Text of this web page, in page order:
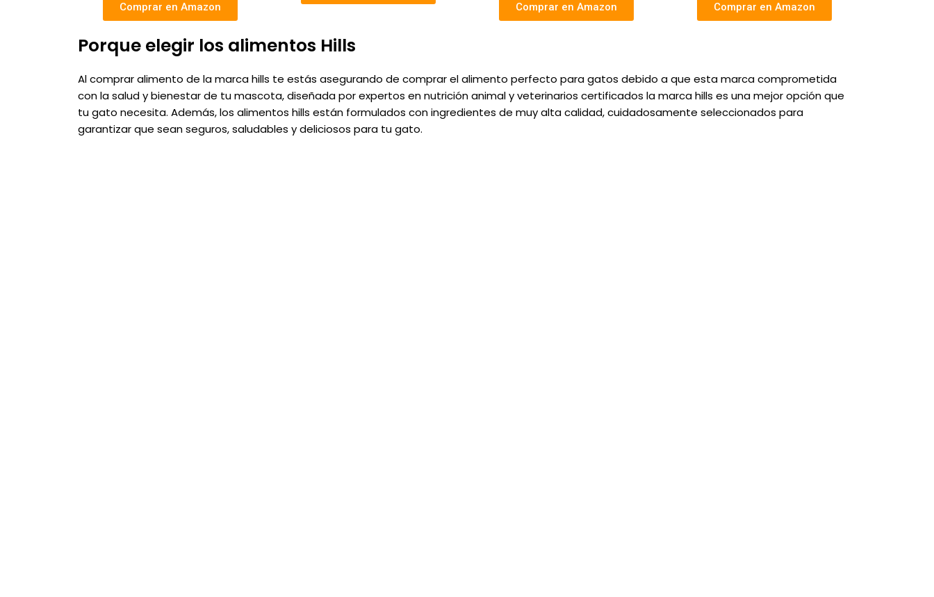
Comprar en Amazon Comprar en Amazon Comprar en Amazon
Porque elegir los alimentos Hills
Al comprar alimento de la marca hills te estás asegurando de comprar el alimento perfecto para gatos debido a que esta marca comprometida
con la salud y bienestar de tu mascota, diseñada por expertos en nutrición animal y veterinarios certificados la marca hills es una mejor opción que
tu gato necesita. Además, los alimentos hills están formulados con ingredientes de muy alta calidad, cuidadosamente seleccionados para
garantizar que sean seguros, saludables y deliciosos para tu gato.